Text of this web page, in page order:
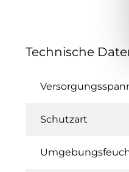
Technische
Schutzart